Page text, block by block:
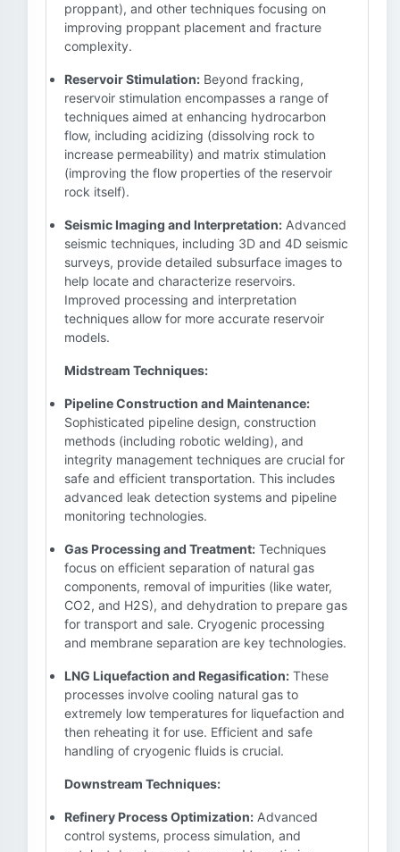
proppant), and other techniques focusing on
improving proppant placement and fracture
complexity.
Reservoir Stimulation: Beyond fracking,
reservoir stimulation encompasses a range of
techniques aimed at enhancing hydrocarbon
flow, including acidizing (dissolving rock to
increase permeability) and matrix stimulation
(improving the flow properties of the reservoir
rock itself).
Seismic Imaging and Interpretation: Advanced
seismic techniques, including 3D and 4D seismic
surveys, provide detailed subsurface images to
help locate and characterize reservoirs.
Improved processing and interpretation
techniques allow for more accurate reservoir
models.
Midstream Techniques:
Pipeline Construction and Maintenance:
Sophisticated pipeline design, construction
methods (including robotic welding), and
integrity management techniques are crucial for
safe and efficient transportation. This includes
advanced leak detection systems and pipeline
monitoring technologies.
Gas Processing and Treatment: Techniques
focus on efficient separation of natural gas
components, removal of impurities (like water,
CO2, and H2S), and dehydration to prepare gas
for transport and sale. Cryogenic processing
and membrane separation are key technologies.
LNG Liquefaction and Regasification: These
processes involve cooling natural gas to
extremely low temperatures for liquefaction and
then reheating it for use. Efficient and safe
handling of cryogenic fluids is crucial.
Downstream Techniques:
Refinery Process Optimization: Advanced
control systems, process simulation, and